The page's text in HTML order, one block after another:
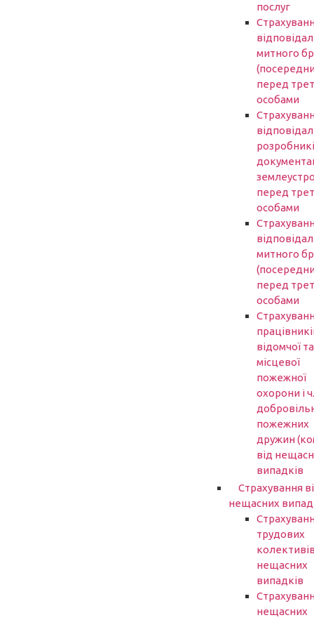
послуг
митного
перед
особами
перед
особами
митного
перед
особами
відомчої та
місцевої
пожежної
охорони і
пожежних
дружин
від
випадків
Страхування
нещасних
трудових
нещасних
випадків
нещасних